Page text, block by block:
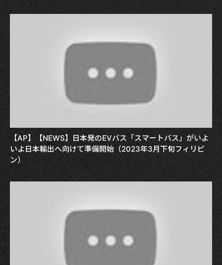
【AP】【NEWS】日本発のEVバス「スマートバス」がいよ
いよ日本輸出へ向けて準備開始（2023年3月下旬フィリピ
ン）